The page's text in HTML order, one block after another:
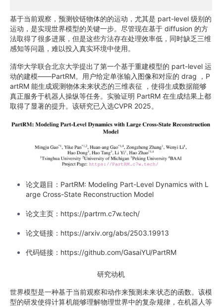
基于当前观察，预测铰链物体的的运动，尤其是 part-level 级别的
运动，是实现世界模型的关键一步。尽管现在基于 diffusion 的方
法取得了很多进展，但是这些方法存在处理效率低，同时缺乏三维
感知等问题，难以投入真实环境中使用。
清华大学联合北京大学提出了第一个基于重建模型的 part-level 运
动的建模——PartRM。用户给定单张输入图像和对应的 drag ，P
artRM 能生成观测物体未来状态的三维表征 ，使得生成数据能够
真正服务于机器人操纵等任务。实验证明 PartRM 在生成结果上都
取得了显著的提升。该研究已入选CVPR 2025。
论文题目：PartRM: Modeling Part-Level Dynamics with L
arge Cross-State Reconstruction Model
论文主页：https://partrm.c7w.tech/
论文链接：https://arxiv.org/abs/2503.19913
代码链接：https://github.com/GasaiYU/PartRM
研究动机
世界模型是一种基于当前观察和动作来预测未来状态的函数。该模
型的研发使得计算机能够理解物理世界中的复杂规律，在机器人等